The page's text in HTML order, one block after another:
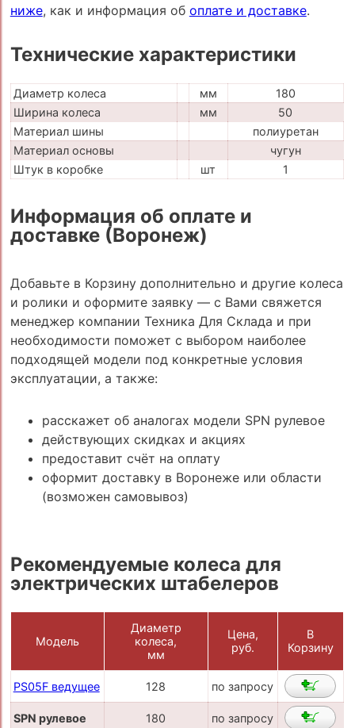
ниже, как и информация об оплате и доставке.
Технические характеристики
Диаметр колеса мм
180
Ширина колеса
мм
50
Материал шины
полиуретан
Материал основы
чугун
Штук в коробке
шт 1
Информация об оплате и
доставке (Воронеж)
Добавьте в Корзину дополнительно и другие колеса
и ролики и оформите заявку — с Вами свяжется
менеджер компании Техника Для Склада и при
необходимости поможет с выбором наиболее
подходящей модели под конкретные условия
эксплуатации, а также:
расскажет об аналогах модели SPN рулевое
действующих скидках и акциях
предоставит счёт на оплату
оформит доставку в Воронеже или области
(возможен самовывоз)
Рекомендуемые колеса для
электрических штабелеров
Модель
Диаметр
колеса,
мм
Цена,
руб.
В
Корзину
PS05F ведущее 128 по запросу
SPN рулевое 180 по запросу